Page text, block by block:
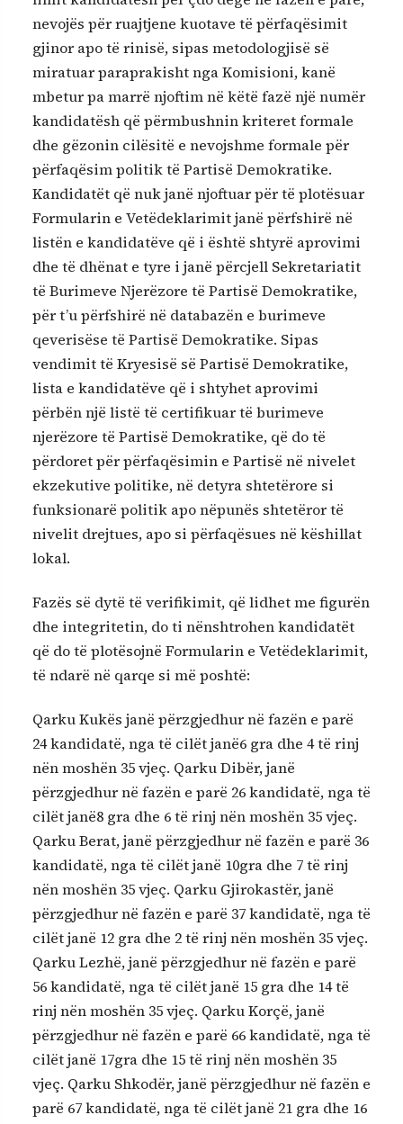
nevojës për ruajtjene kuotave të përfaqësimit
gjinor apo të rinisë, sipas metodologjisë së
miratuar paraprakisht nga Komisioni, kanë
mbetur pa marrë njoftim në këtë fazë një numër
kandidatësh që përmbushnin kriteret formale
dhe gëzonin cilësitë e nevojshme formale për
përfaqësim politik të Partisë Demokratike.
Kandidatët që nuk janë njoftuar për të plotësuar
Formularin e Vetëdeklarimit janë përfshirë në
listën e kandidatëve që i është shtyrë aprovimi
dhe të dhënat e tyre i janë përcjell Sekretariatit
të Burimeve Njerëzore të Partisë Demokratike,
për t’u përfshirë në databazën e burimeve
qeverisëse të Partisë Demokratike. Sipas
vendimit të Kryesisë së Partisë Demokratike,
lista e kandidatëve që i shtyhet aprovimi
përbën një listë të certifikuar të burimeve
njerëzore të Partisë Demokratike, që do të
përdoret për përfaqësimin e Partisë në nivelet
ekzekutive politike, në detyra shtetërore si
funksionarë politik apo nëpunës shtetëror të
nivelit drejtues, apo si përfaqësues në këshillat
lokal.
Fazës së dytë të verifikimit, që lidhet me figurën
dhe integritetin, do ti nënshtrohen kandidatët
që do të plotësojnë Formularin e Vetëdeklarimit,
të ndarë në qarqe si më poshtë:
Qarku Kukës janë përzgjedhur në fazën e parë
24 kandidatë, nga të cilët janë6 gra dhe 4 të rinj
nën moshën 35 vjeç. Qarku Dibër, janë
përzgjedhur në fazën e parë 26 kandidatë, nga të
cilët janë8 gra dhe 6 të rinj nën moshën 35 vjeç.
Qarku Berat, janë përzgjedhur në fazën e parë 36
kandidatë, nga të cilët janë 10gra dhe 7 të rinj
nën moshën 35 vjeç. Qarku Gjirokastër, janë
përzgjedhur në fazën e parë 37 kandidatë, nga të
cilët janë 12 gra dhe 2 të rinj nën moshën 35 vjeç.
Qarku Lezhë, janë përzgjedhur në fazën e parë
56 kandidatë, nga të cilët janë 15 gra dhe 14 të
rinj nën moshën 35 vjeç. Qarku Korçë, janë
përzgjedhur në fazën e parë 66 kandidatë, nga të
cilët janë 17gra dhe 15 të rinj nën moshën 35
vjeç. Qarku Shkodër, janë përzgjedhur në fazën e
parë 67 kandidatë, nga të cilët janë 21 gra dhe 16